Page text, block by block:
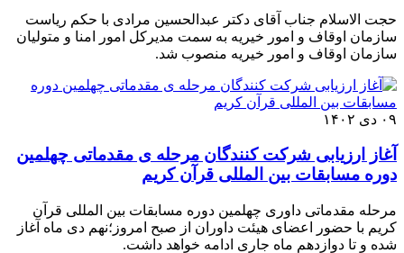
حجت الاسلام جناب آقای دکتر عبدالحسین مرادی با حکم ریاست
سازمان اوقاف و امور خیریه به سمت مدیرکل امور امنا و متولیان
سازمان اوقاف و امور خیریه منصوب شد.
۰۹ دی ۱۴۰۲
آغاز ارزیابی شرکت کنندگان مرحله ی مقدماتی چهلمین
دوره مسابقات بین المللی قرآن کریم
مرحله مقدماتی داوری چهلمین دوره مسابقات بین المللی قرآن
کریم با حضور اعضای هیئت داوران از صبح امروز؛نهم دی ماه آغاز
شده و تا دوازدهم ماه جاری ادامه خواهد داشت.